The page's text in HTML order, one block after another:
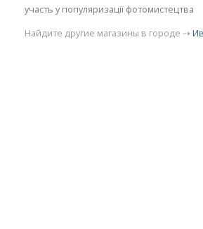
участь у популяризації фотомистецтва
Найдите другие магазины в городе ⇢